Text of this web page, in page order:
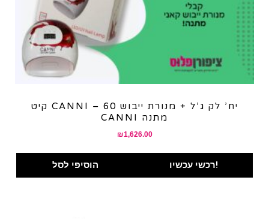
קיט CANNI – 60 יח’ לק ג’ל + מנורת ייבוש
CANNI מתנה
₪1,626.00
הוסיפי לסל רכשי עכשיו!